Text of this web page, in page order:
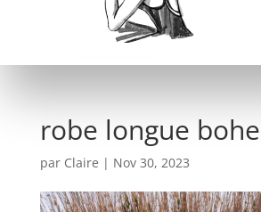
robe longue
par Claire | Nov 30, 2023